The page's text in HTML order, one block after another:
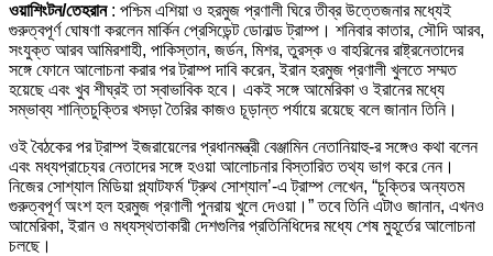
ওয়াশিংটন/তেহরান: পশ্চিম এশিয়া ও হরমুজ প্রণালী ঘিরে তীব্র উত্তেজনার মধ্যেই
গুরুত্বপূর্ণ ঘোষণা করলেন মার্কিন প্রেসিডেন্ট ডোনাল্ড ট্রাম্প। শনিবার কাতার, সৌদি আরব,
সংযুক্ত আরব আমিরশাহী, পাকিস্তান, জর্ডন, মিশর, তুরস্ক ও বাহরিনের রাষ্ট্রনেতাদের
সঙ্গে ফোনে আলোচনা করার পর ট্রাম্প দাবি করেন, ইরান হরমুজ প্রণালী খুলতে সম্মত
হয়েছে এবং খুব শীঘ্রই তা স্বাভাবিক হবে। একই সঙ্গে আমেরিকা ও ইরানের মধ্যে
সম্ভাব্য শান্তিচুক্তির খসড়া তৈরির কাজও চূড়ান্ত পর্যায়ে রয়েছে বলে জানান তিনি।
ওই বৈঠকের পর ট্রাম্প ইজরায়েলের প্রধানমন্ত্রী বেঞ্জামিন নেতানিয়াহু-র সঙ্গেও কথা বলেন
এবং মধ্যপ্রাচ্যের নেতাদের সঙ্গে হওয়া আলোচনার বিস্তারিত তথ্য ভাগ করে নেন।
নিজের সোশ্যাল মিডিয়া প্ল্যাটফর্ম ‘ট্রুথ সোশ্যাল’-এ ট্রাম্প লেখেন, “চুক্তির অন্যতম
গুরুত্বপূর্ণ অংশ হল হরমুজ প্রণালী পুনরায় খুলে দেওয়া।” তবে তিনি এটাও জানান, এখনও
আমেরিকা, ইরান ও মধ্যস্থতাকারী দেশগুলির প্রতিনিধিদের মধ্যে শেষ মুহূর্তের আলোচনা
চলছে।